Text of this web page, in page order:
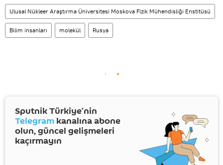
Ulusal Nükleer Araştırma Üniversitesi Moskova Fizik Mühendisliği Enstitüsü
Bilim insanları molekül Rusya
Sputnik Türkiye’nin
Telegram kanalına abone
olun, güncel gelişmeleri
kaçırmayın